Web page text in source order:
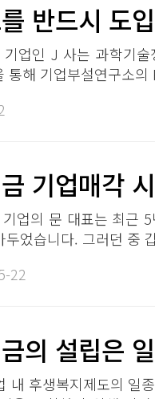
반드시 도
업인 J 사는 과학기
통해 기업부설연구소
기업매각
업의 문 대표는 최근
두었습니다. 그러던 중
22​
의 설립은
내 후생복지제도의 일